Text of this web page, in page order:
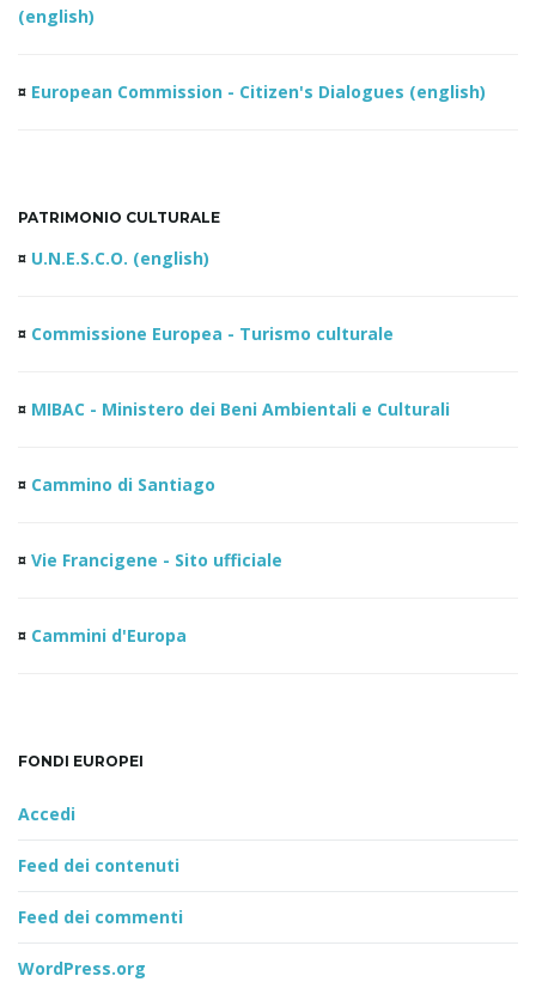
(english)
¤ European Commission - Citizen's Dialogues (english)
PATRIMONIO CULTURALE
¤ U.N.E.S.C.O. (english)
¤ Commissione Europea - Turismo culturale
¤ MIBAC - Ministero dei Beni Ambientali e Culturali
¤ Cammino di Santiago
¤ Vie Francigene - Sito ufficiale
¤ Cammini d'Europa
FONDI EUROPEI
Accedi
Feed dei contenuti
Feed dei commenti
WordPress.org